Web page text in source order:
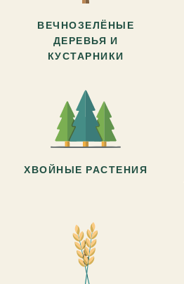
ВЕЧНОЗЕЛЁНЫЕ
ДЕРЕВЬЯ И
КУСТАРНИКИ
ХВОЙНЫЕ РАСТЕНИЯ